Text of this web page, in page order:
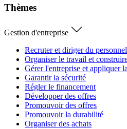
Thèmes
Gestion d'entreprise
Recruter et diriger du personnel
Organiser le travail et
Gérer l'entreprise et appliquer
Garantir la sécurité
Régler le financement
Développer des offres
Promouvoir des offres
Promouvoir la durabilité
Organiser des achats